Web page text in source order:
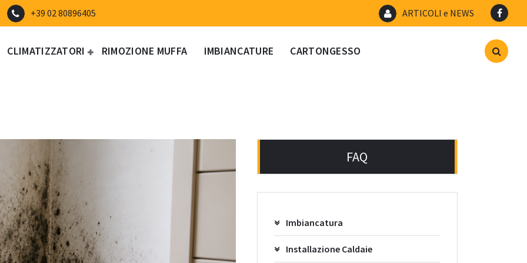
+39 02 80896405 ARTICOLI e NEWS
CLIMATIZZATORI RIMOZIONE MUFFA IMBIANCATURE CARTONGESSO
FAQ
Imbiancatura
Installazione Caldaie